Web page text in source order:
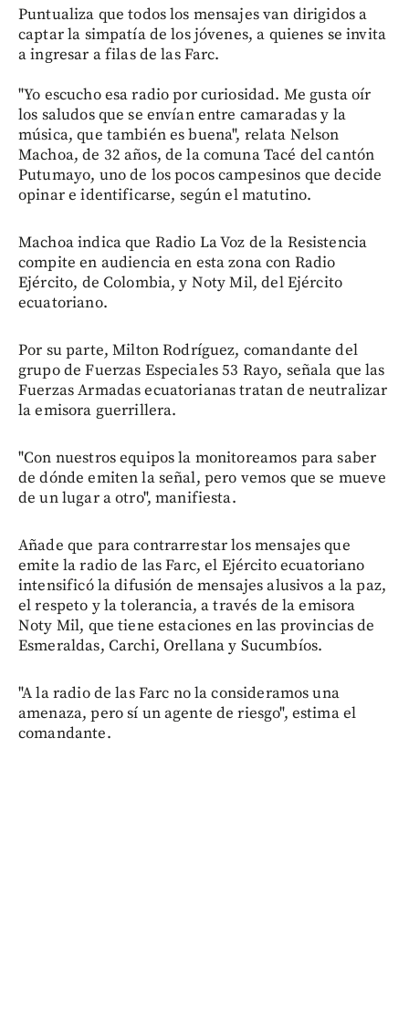
Puntualiza que todos los mensajes van dirigidos a
captar la simpatía de los jóvenes, a quienes se invita
a ingresar a filas de las Farc.
"Yo escucho esa radio por curiosidad. Me gusta oír
los saludos que se envían entre camaradas y la
música, que también es buena", relata Nelson
Machoa, de 32 años, de la comuna Tacé del cantón
Putumayo, uno de los pocos campesinos que decide
opinar e identificarse, según el matutino.
Machoa indica que Radio La Voz de la Resistencia
compite en audiencia en esta zona con Radio
Ejército, de Colombia, y Noty Mil, del Ejército
ecuatoriano.
Por su parte, Milton Rodríguez, comandante del
grupo de Fuerzas Especiales 53 Rayo, señala que las
Fuerzas Armadas ecuatorianas tratan de neutralizar
la emisora guerrillera.
"Con nuestros equipos la monitoreamos para saber
de dónde emiten la señal, pero vemos que se mueve
de un lugar a otro", manifiesta.
Añade que para contrarrestar los mensajes que
emite la radio de las Farc, el Ejército ecuatoriano
intensificó la difusión de mensajes alusivos a la paz,
el respeto y la tolerancia, a través de la emisora
Noty Mil, que tiene estaciones en las provincias de
Esmeraldas, Carchi, Orellana y Sucumbíos.
"A la radio de las Farc no la consideramos una
amenaza, pero sí un agente de riesgo", estima el
comandante.